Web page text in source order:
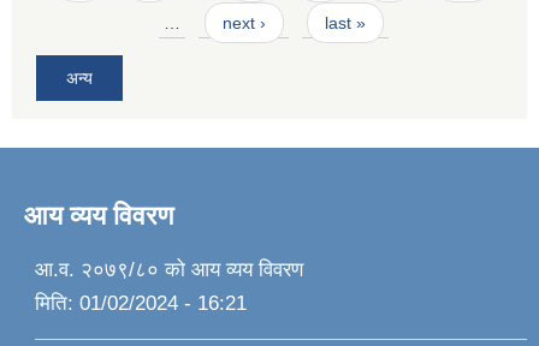
next › last »
अन्य
आय व्यय विवरण
आ.व. २०७९/८० को आय व्यय विवरण
मिति: 01/02/2024 - 16:21